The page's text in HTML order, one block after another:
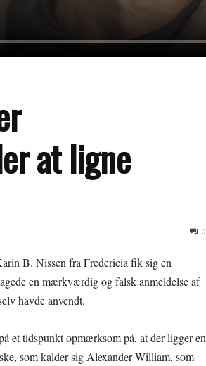
at ligne
0
B. Nissen fra Fredericia fik sig en
en mærkværdig og falsk anmeldelse af
havde anvendt.
et tidspunkt opmærksom på, at der ligger en
som kalder sig Alexander William, som